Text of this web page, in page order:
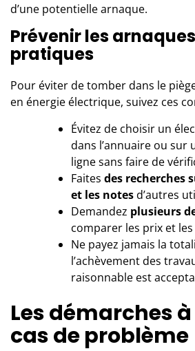
d’une potentielle arnaque.
Prévenir les
pratiques
Pour éviter de tomber dans le
en énergie électrique, suivez ces
Évitez de choisir un
dans l’annuaire ou sur
ligne sans faire de
Faites des recherches
et les notesd’autres
Demandez plusieurs
comparer les prix et
Ne payez jamais la
l’achèvement des
raisonnable est
Les démarches
cas de problème